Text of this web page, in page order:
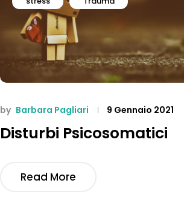
by Barbara Pagliari 9 Gennaio 2021
Disturbi Psicosomatici
Read More